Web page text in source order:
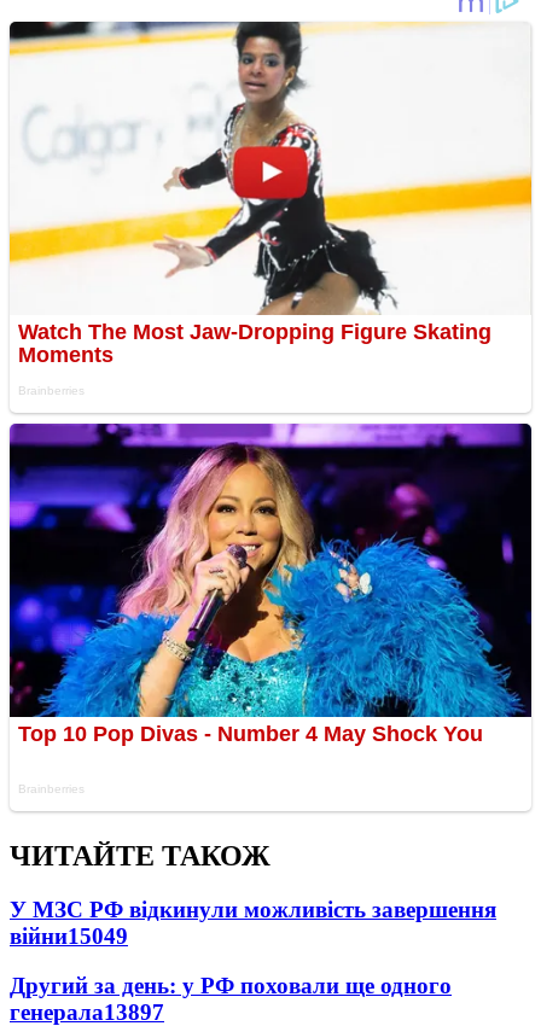
ЧИТАЙТЕ ТАКОЖ
У МЗС РФ відкинули можливість завершення
війни15049
Другий за день: у РФ поховали ще одного
генерала13897